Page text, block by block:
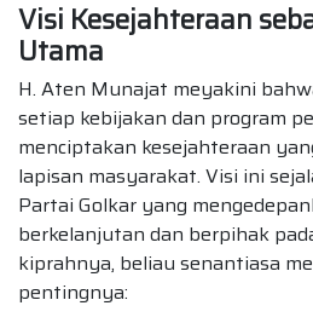
Visi Kesejahteraan
Utama
H. Aten Munajat meyakini
setiap kebijakan dan program
menciptakan kesejahteraan
lapisan masyarakat. Visi ini
Partai Golkar yang
berkelanjutan dan berpihak
kiprahnya, beliau senantiasa
pentingnya: